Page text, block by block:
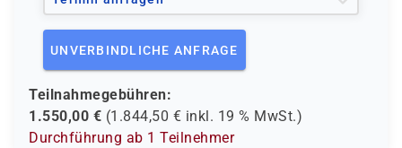
UNVERBINDLICHE ANFRAGE
Teilnahmegebühren:
1.550,00 € (1.844,50 € inkl. 19 % MwSt.)
Durchführung ab 1 Teilnehmer